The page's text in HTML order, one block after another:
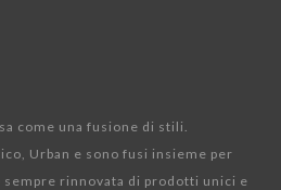
come una fusione di stili.
Urban e sono fusi insieme per
sempre rinnovata di prodotti unici e